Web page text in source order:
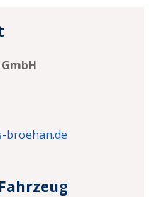
broehan.de